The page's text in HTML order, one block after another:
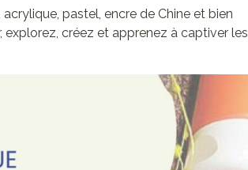
pastel, encre de Chine et bien
créez et apprenez à captiver les